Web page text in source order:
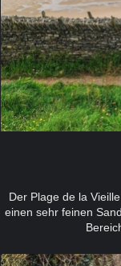
Der Plage de la
einen sehr feinen